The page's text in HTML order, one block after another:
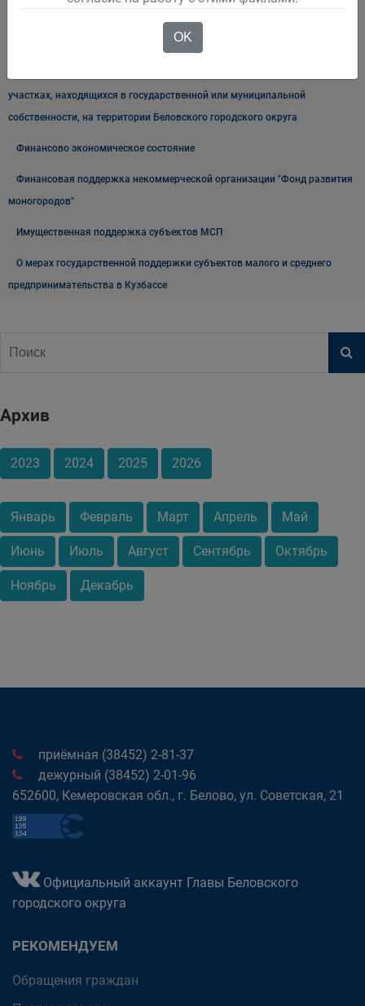
участках, находящихся в государственной или муниципальной
собственности, на территории Беловского городского округа
Финансово экономическое состояние
Финансовая поддержка некоммерческой организации "Фонд развития
моногородов"
Имущественная поддержка субъектов МСП
О мерах государственной поддержки субъектов малого и среднего
предпринимательства в Кузбассе
Архив
2023 2024 2025 2026
Январь Февраль Март Апрель Май
Июнь Июль Август Сентябрь Октябрь
Ноябрь Декабрь
приёмная (38452) 2-81-37
дежурный (38452) 2-01-96
652600, Кемеровская обл., г. Белово, ул. Советская, 21
Официальный аккаунт Главы Беловского
городского округа
РЕКОМЕНДУЕМ
Обращения граждан
OK